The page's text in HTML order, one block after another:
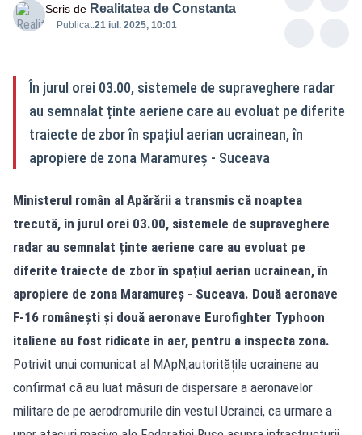
Scris de Realitatea de Constanta
Publicat:21 iul. 2025, 10:01
În jurul orei 03.00, sistemele de supraveghere radar
au semnalat ținte aeriene care au evoluat pe diferite
traiecte de zbor în spațiul aerian ucrainean, în
apropiere de zona Maramureș - Suceava
Ministerul român al Apărării a transmis că noaptea
trecută, în jurul orei 03.00, sistemele de supraveghere
radar au semnalat ținte aeriene care au evoluat pe
diferite traiecte de zbor în spațiul aerian ucrainean, în
apropiere de zona Maramureș - Suceava. Două aeronave
F-16 românești și două aeronave Eurofighter Typhoon
italiene au fost ridicate în aer, pentru a inspecta zona.
Potrivit unui comunicat al MApN,autoritățile ucrainene au
confirmat că au luat măsuri de dispersare a aeronavelor
militare de pe aerodromurile din vestul Ucrainei, ca urmare a